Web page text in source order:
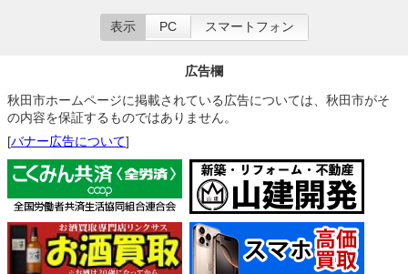
表示 PC スマートフォン
広告欄
秋田市ホームページに掲載されている広告については、秋田市がそ
の内容を保証するものではありません。
[バナー広告について]